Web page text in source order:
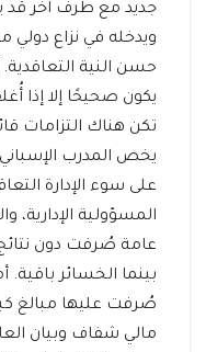
جديد مع طرف آخر قد
ويدخله في نزاع
حسن النية
يكون صحيحًا إلا إذا
تكن هناك التزامات
يخص المدرب
على سوء الإدارة
المسؤولية الإدارية،
عامة صُرفت دون
بينما الخسائر باقية.
صُرفت عليها مبالغ
مالي شفاف وبيان